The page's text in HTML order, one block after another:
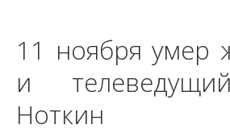
11 ноября умер
и
Ноткин